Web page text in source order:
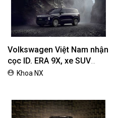
Volkswagen Việt Nam nhận
cọc ID. ERA 9X, xe SUV
EREV dự kiến giá dưới 3 tỷ
Khoa NX